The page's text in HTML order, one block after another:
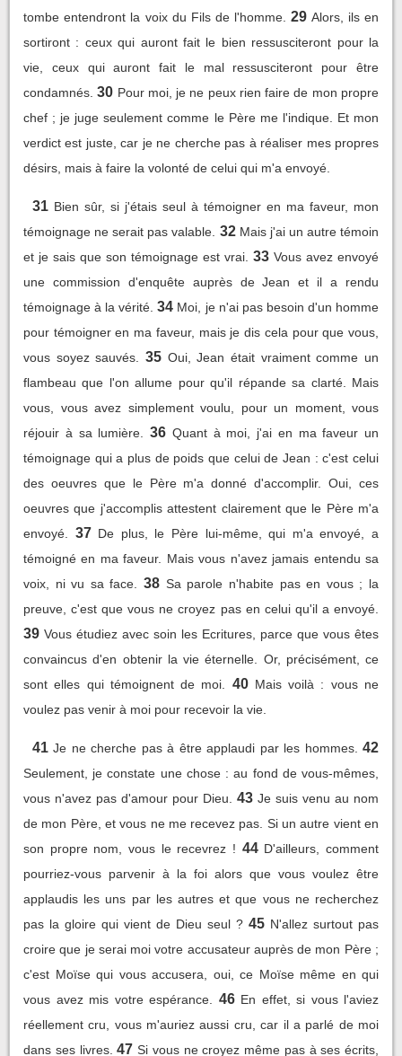
tombe entendront la voix du Fils de l'homme. 29 Alors, ils en
sortiront : ceux qui auront fait le bien ressusciteront pour la
vie, ceux qui auront fait le mal ressusciteront pour être
condamnés. 30 Pour moi, je ne peux rien faire de mon propre
chef ; je juge seulement comme le Père me l'indique. Et mon
verdict est juste, car je ne cherche pas à réaliser mes propres
désirs, mais à faire la volonté de celui qui m'a envoyé.
31 Bien sûr, si j'étais seul à témoigner en ma faveur, mon
témoignage ne serait pas valable. 32 Mais j'ai un autre témoin
et je sais que son témoignage est vrai. 33 Vous avez envoyé
une commission d'enquête auprès de Jean et il a rendu
témoignage à la vérité. 34 Moi, je n'ai pas besoin d'un homme
pour témoigner en ma faveur, mais je dis cela pour que vous,
vous soyez sauvés.
35 Oui, Jean était vraiment comme un
flambeau que l'on allume pour qu'il répande sa clarté. Mais
vous, vous avez simplement voulu, pour un moment, vous
réjouir à sa lumière.
36 Quant à moi, j'ai en ma faveur un
témoignage qui a plus de poids que celui de Jean : c'est celui
des oeuvres que le Père m'a donné d'accomplir. Oui, ces
oeuvres que j'accomplis attestent clairement que le Père m'a
envoyé.
37 De plus, le Père lui-même, qui m'a envoyé, a
témoigné en ma faveur. Mais vous n'avez jamais entendu sa
voix, ni vu sa face.
38 Sa parole n'habite pas en vous ; la
preuve, c'est que vous ne croyez pas en celui qu'il a envoyé.
39 Vous étudiez avec soin les Ecritures, parce que vous êtes
convaincus d'en obtenir la vie éternelle. Or, précisément, ce
sont elles qui témoignent de moi.
40 Mais voilà : vous ne
voulez pas venir à moi pour recevoir la vie.
41 Je ne cherche pas à être applaudi par les hommes. 42
Seulement, je constate une chose : au fond de vous-mêmes,
vous n'avez pas d'amour pour Dieu.
43 Je suis venu au nom
de mon Père, et vous ne me recevez pas. Si un autre vient en
son propre nom, vous le recevrez ! 44 D'ailleurs, comment
pourriez-vous parvenir à la foi alors que vous voulez être
applaudis les uns par les autres et que vous ne recherchez
pas la gloire qui vient de Dieu seul ? 45 N'allez surtout pas
croire que je serai moi votre accusateur auprès de mon Père ;
c'est Moïse qui vous accusera, oui, ce Moïse même en qui
vous avez mis votre espérance.
46 En effet, si vous l'aviez
réellement cru, vous m'auriez aussi cru, car il a parlé de moi
dans ses livres. 47 Si vous ne croyez même pas à ses écrits,